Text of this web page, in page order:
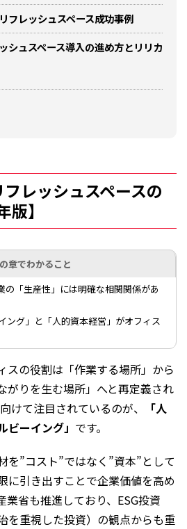
フレッシュスペース成功事例
シュスペース導入の進め方とリリカ
レッシュスペースの
】
章でわかること
の「生産性」には明確な相関関係があ
ング」と「人的資本経営」がオフィス
スの役割は「作業する場所」から
がりを生む場所」へと再定義され
けて注目されているのが、
「人
ビーイング」 です。
を”コスト”ではなく”資本”として
に引き出すことで企業価値を高め
業省も推進しており、ESG投資
を重視した投資）の観点からも重